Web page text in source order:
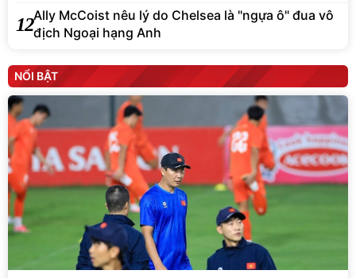
12Ally McCoist nêu lý do Chelsea là "ngựa ô" đua vô
địch Ngoại hạng Anh
NỔI BẬT